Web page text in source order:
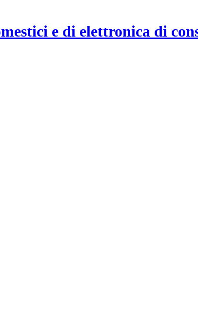
e di elettronica di